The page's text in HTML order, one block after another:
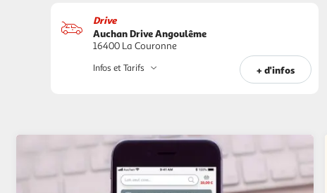
Drive
Auchan Drive Angoulême
16400 La Couronne
+ d'infos
Infos et Tarifs